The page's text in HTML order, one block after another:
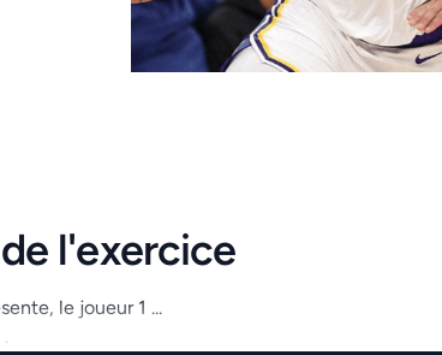
l'exercice
le joueur 1 ...
.